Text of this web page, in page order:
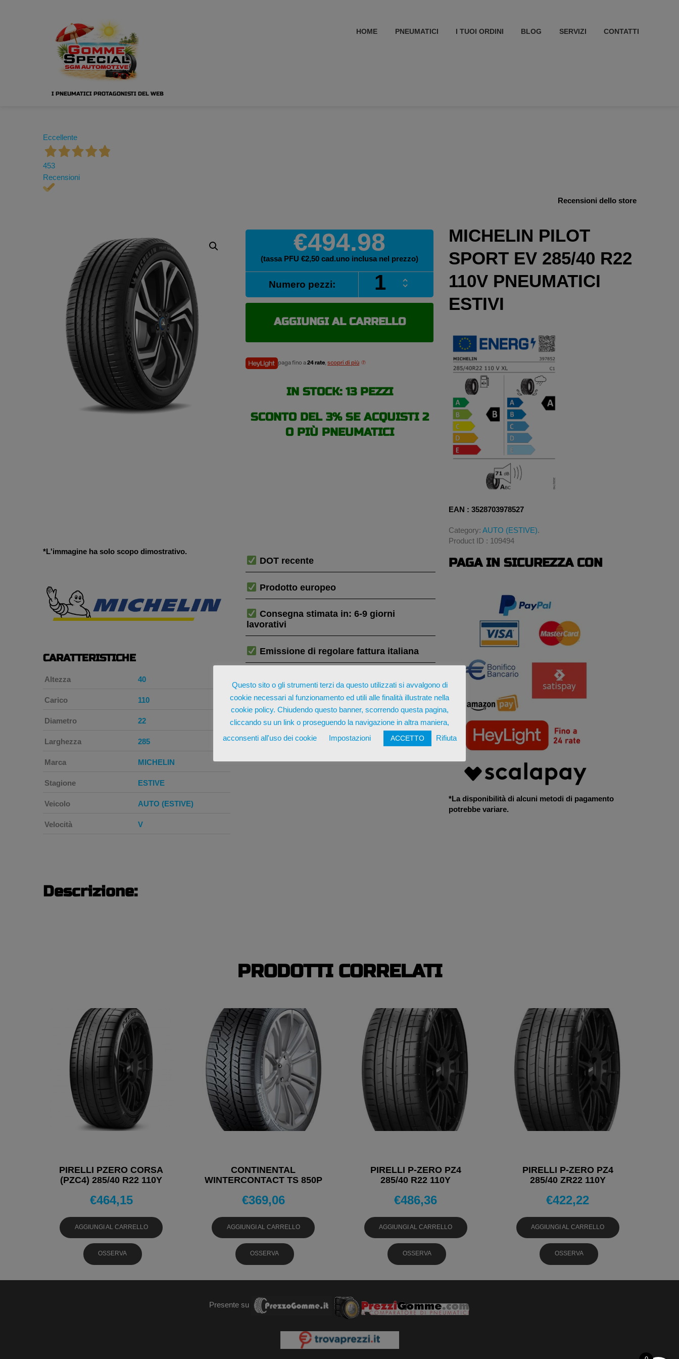
I PNEUMATICI PROTAGONISTI DEL WEB
HOME PNEUMATICI I TUOI ORDINI BLOG SERVIZI CONTATTI
Eccellente
453
Recensioni
Recensioni dello store
€494.98
(tassa PFU €2,50 cad.uno inclusa nel prezzo)
Numero pezzi:
MICHELIN
PILOT
SPORT
285/40
110V
estivi
AGGIUNGI AL CARRELLO
paga fino a24 rate,scopri di più
IN STOCK: 13 PEZZI
SCONTO DEL 3% SE ACQUISTI 2
O PIÙ PNEUMATICI
MICHELIN PILOT
SPORT EV 285/40 R22
110V PNEUMATICI
ESTIVI
EAN : 3528703978527
Category: AUTO (ESTIVE).
Product ID : 109494
*L'immagine ha solo scopo dimostrativo.
CARATTERISTICHE
Altezza 40
Carico 110
Diametro 22
Larghezza 285
Marca MICHELIN
Stagione ESTIVE
Veicolo AUTO (ESTIVE)
Velocità V
DOT recente
Prodotto europeo
Consegna stimata in: 6-9 giorni
lavorativi
Emissione di regolare fattura italiana
PAGA IN SICUREZZA CON
*La disponibilità di alcuni metodi di pagamento
potrebbe variare.
Descrizione:
PRODOTTI CORRELATI
PIRELLI PZERO CORSA
(PZC4) 285/40 R22 110Y
€464,15
AGGIUNGI AL CARRELLO
OSSERVA
CONTINENTAL
WINTERCONTACT TS 850P
PNEUMATICI INVERNALI
€369,06
AGGIUNGI AL CARRELLO
OSSERVA
PIRELLI P-ZERO PZ4
285/40 R22 110Y
€486,36
AGGIUNGI AL CARRELLO
OSSERVA
PIRELLI P-ZERO PZ4
285/40 ZR22 110Y
€422,22
AGGIUNGI AL CARRELLO
OSSERVA
Presente su
Questo sito o gli strumenti terzi da questo utilizzati si avvalgono di
cookie necessari al funzionamento ed utili alle finalità illustrate nella
cookie policy. Chiudendo questo banner, scorrendo questa pagina,
cliccando su un link o proseguendo la navigazione in altra maniera,
acconsenti all'uso dei cookie
Impostazioni ACCETTO Rifiuta